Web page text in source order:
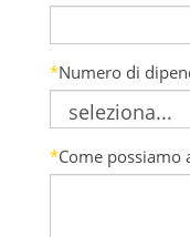
*Numero di
*Come possiamo